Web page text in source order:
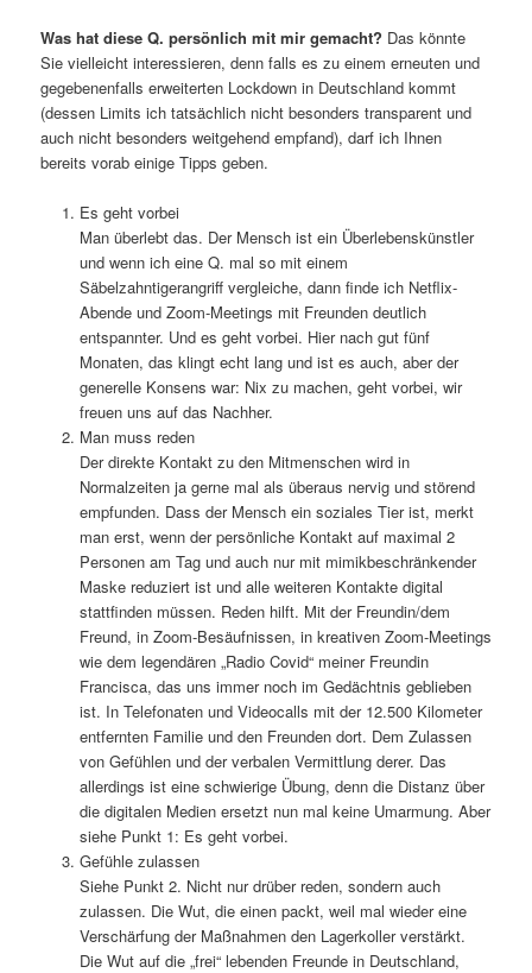
Was hat diese Q. persönlich mit mir gemacht? Das könnte
Sie vielleicht interessieren, denn falls es zu einem erneuten und
gegebenenfalls erweiterten Lockdown in Deutschland kommt
(dessen Limits ich tatsächlich nicht besonders transparent und
auch nicht besonders weitgehend empfand), darf ich Ihnen
bereits vorab einige Tipps geben.
Es geht vorbei
Man überlebt das. Der Mensch ist ein Überlebenskünstler
und wenn ich eine Q. mal so mit einem
Säbelzahntigerangriff vergleiche, dann finde ich Netflix-
Abende und Zoom-Meetings mit Freunden deutlich
entspannter. Und es geht vorbei. Hier nach gut fünf
Monaten, das klingt echt lang und ist es auch, aber der
generelle Konsens war: Nix zu machen, geht vorbei, wir
freuen uns auf das Nachher.
Man muss reden
Der direkte Kontakt zu den Mitmenschen wird in
Normalzeiten ja gerne mal als überaus nervig und störend
empfunden. Dass der Mensch ein soziales Tier ist, merkt
man erst, wenn der persönliche Kontakt auf maximal 2
Personen am Tag und auch nur mit mimikbeschränkender
Maske reduziert ist und alle weiteren Kontakte digital
stattfinden müssen. Reden hilft. Mit der Freundin/dem
Freund, in Zoom-Besäufnissen, in kreativen Zoom-Meetings
wie dem legendären „Radio Covid“ meiner Freundin
Francisca, das uns immer noch im Gedächtnis geblieben
ist. In Telefonaten und Videocalls mit der 12.500 Kilometer
entfernten Familie und den Freunden dort. Dem Zulassen
von Gefühlen und der verbalen Vermittlung derer. Das
allerdings ist eine schwierige Übung, denn die Distanz über
die digitalen Medien ersetzt nun mal keine Umarmung. Aber
siehe Punkt 1: Es geht vorbei.
Gefühle zulassen
Siehe Punkt 2. Nicht nur drüber reden, sondern auch
zulassen. Die Wut, die einen packt, weil mal wieder eine
Verschärfung der Maßnahmen den Lagerkoller verstärkt.
Die Wut auf die „frei“ lebenden Freunde in Deutschland,